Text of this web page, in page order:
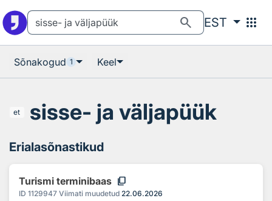
search EST apps
Sõnakogud 1 Keel
et sisse- ja väljapüük
Erialasõnastikud
Turismi terminibaas content_copy
ID 1129947 Viimati muudetud 22.06.2026